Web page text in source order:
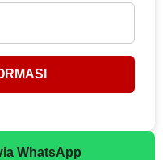
WhatsApp